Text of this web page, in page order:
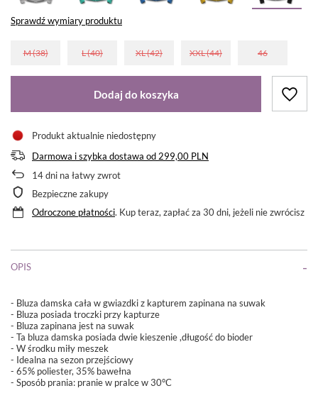
Sprawdź wymiary produktu
M (38) L (40) XL (42) XXL (44) 46
Dodaj do koszyka
Produkt aktualnie niedostępny
Darmowa i szybka dostawa od 299,00 PLN
14dni na łatwy zwrot
Bezpieczne zakupy
Odroczone płatności. Kup teraz, zapłać za 30 dni, jeżeli nie zwrócisz
OPIS
- Bluza damska cała w gwiazdki z kapturem zapinana na suwak
- Bluza posiada troczki przy kapturze
- Bluza zapinana jest na suwak
- Ta bluza damska posiada dwie kieszenie ,długość do bioder
- W środku miły meszek
- Idealna na sezon przejściowy
- 65% poliester, 35% bawełna
- Sposób prania: pranie w pralce w 30°C